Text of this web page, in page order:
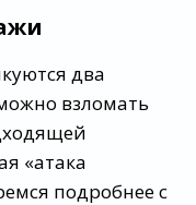
два
взломать
«атака
подробнее с